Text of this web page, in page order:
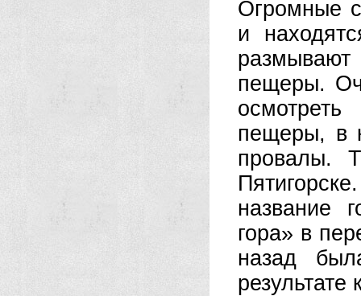
Огромные
и
пещеры.
пещеры, в
провалы.
название
гора» в
назад
результате